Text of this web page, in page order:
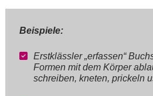
Beispiele:
Erstklässler „erfassen“
Formen mit dem Körper
schreiben, kneten, prickeln